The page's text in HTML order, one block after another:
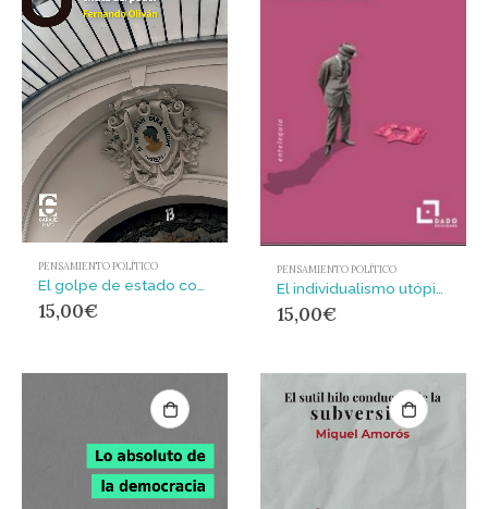
PENSAMIENTO POLÍTICO
El golpe de estado como espectáculo : Materiales para una teoría crítica del poder
15,00€
PENSAMIENTO POLÍTICO
El individualismo utópico
15,00€